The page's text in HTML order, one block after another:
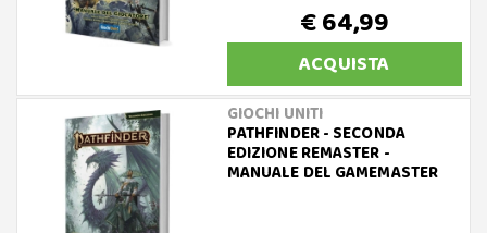
€ 64,99
ACQUISTA
GIOCHI UNITI
PATHFINDER - SECONDA
EDIZIONE REMASTER -
MANUALE DEL GAMEMASTER